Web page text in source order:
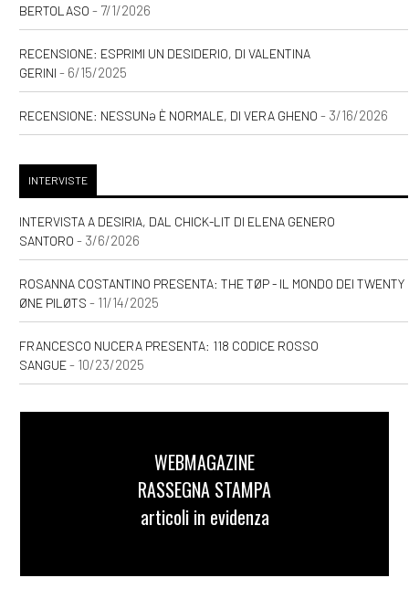
BERTOLASO - 7/1/2026
RECENSIONE: ESPRIMI UN DESIDERIO, DI VALENTINA
GERINI - 6/15/2025
RECENSIONE: NESSUNƏ È NORMALE, DI VERA GHENO - 3/16/2026
INTERVISTE
INTERVISTA A DESIRIA, DAL CHICK-LIT DI ELENA GENERO
SANTORO - 3/6/2026
ROSANNA COSTANTINO PRESENTA: THE TØP - IL MONDO DEI TWENTY
ØNE PILØTS - 11/14/2025
FRANCESCO NUCERA PRESENTA: 118 CODICE ROSSO
SANGUE- 10/23/2025
WEBMAGAZINE
RASSEGNA STAMPA
articoli in evidenza